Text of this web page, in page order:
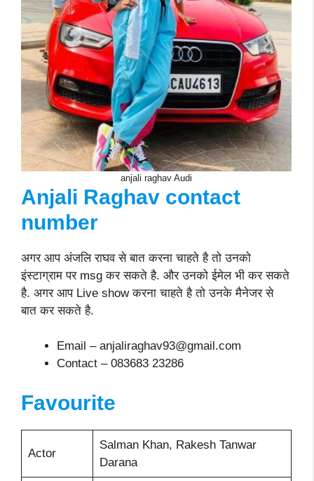
anjali raghav Audi
Anjali Raghav contact
number
अगर आप अंजलि राघव से बात करना चाहते है तो उनको
इंस्टाग्राम पर msg कर सकते है. और उनको ईमेल भी कर सकते
है. अगर आप Live show करना चाहते है तो उनके मैनेजर से
बात कर सकते है.
Email – anjaliraghav93@gmail.com
Contact – 083683 23286
Favourite
Actor
Salman Khan, Rakesh Tanwar
Darana